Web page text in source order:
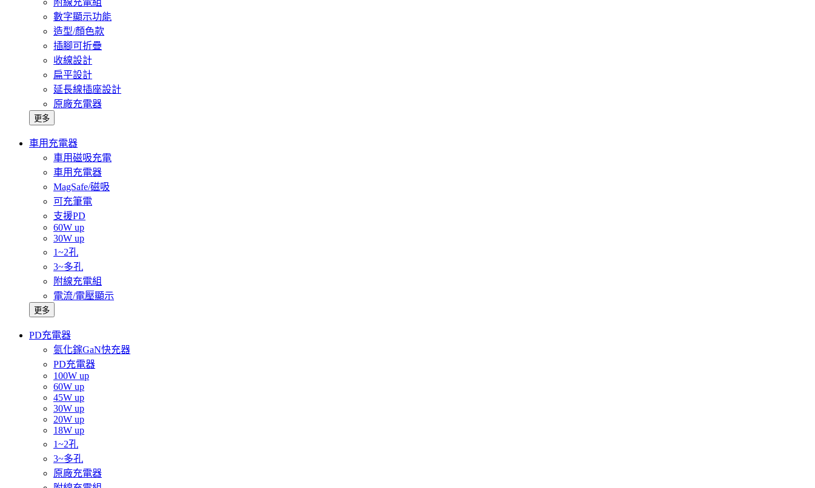
數字顯示功能
造型/顏色款
插腳可折疊
收線設計
扁平設計
延長線插座設計
原廠充電器
更多
車用充電器
車用磁吸充電
車用充電器
MagSafe/磁吸
可充筆電
支援PD
60W up
30W up
1~2孔
3~多孔
附線充電組
電流/電壓顯示
更多
PD充電器
氮化鎵GaN快充器
PD充電器
100W up
60W up
45W up
30W up
20W up
18W up
1~2孔
3~多孔
原廠充電器